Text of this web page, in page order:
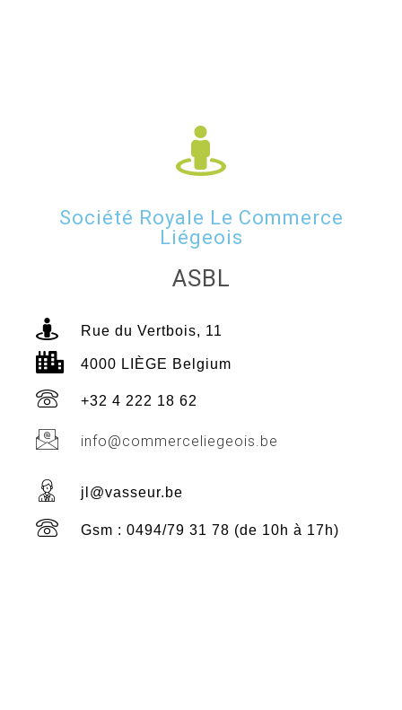
Société Royale Le Commerce
Liégeois
ASBL
Rue du Vertbois, 11
4000 LIÈGE Belgium
+32 4 222 18 62
info@commerceliegeois.be
jl@vasseur.be
Gsm : 0494/79 31 78 (de 10h à 17h)